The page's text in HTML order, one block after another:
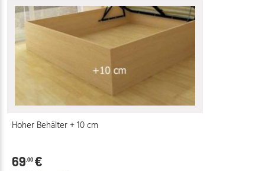
Hoher Behälter + 10 cm
69,00 €